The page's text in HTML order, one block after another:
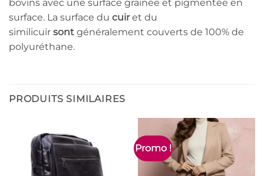
bovins avec une surface grainée et pigmentée en
surface. La surface du cuiret du
similicuir sont généralement couverts de 100% de
polyuréthane.
PRODUITS SIMILAIRES
Promo !